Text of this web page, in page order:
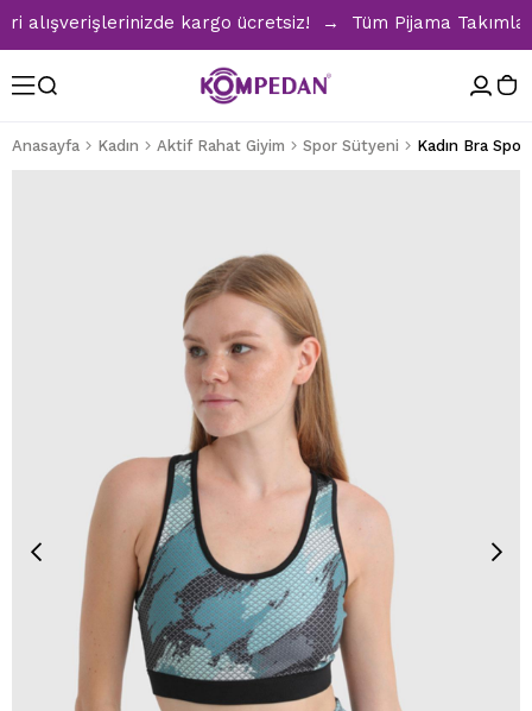
kargo ücretsiz! → Tüm Pijama
Anasayfa Kadın Aktif Rahat Giyim Spor Sütyeni Kadın Bra